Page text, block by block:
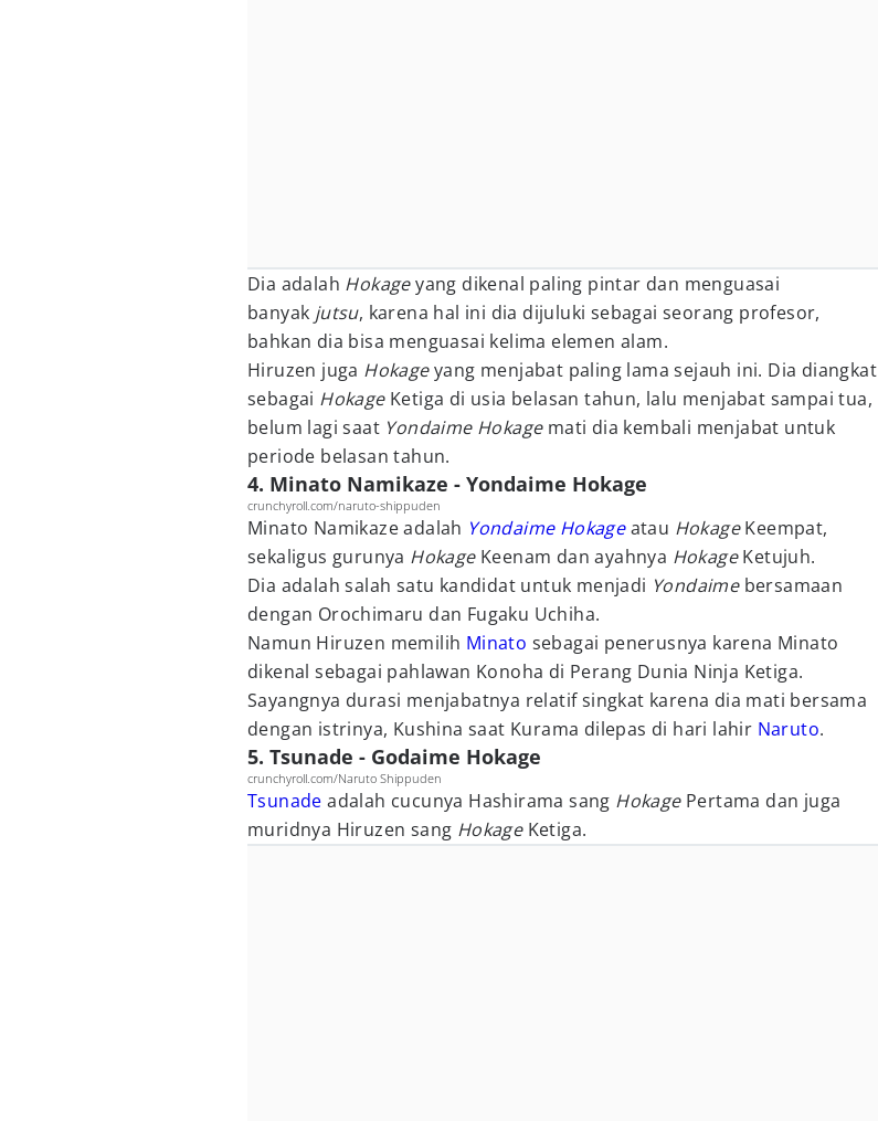
Dia adalah Hokageyang dikenal paling pintar dan menguasai
banyak jutsu, karena hal ini dia dijuluki sebagai seorang profesor,
bahkan dia bisa menguasai kelima elemen alam.
Hiruzen juga Hokageyang menjabat paling lama sejauh ini. Dia diangkat
sebagai Hokage Ketiga di usia belasan tahun, lalu menjabat sampai tua,
belum lagi saat Yondaime Hokage mati dia kembali menjabat untuk
periode belasan tahun.
4. Minato Namikaze - Yondaime Hokage
crunchyroll.com/naruto-shippuden
Minato Namikaze adalah Yondaime Hokage atau HokageKeempat,
sekaligus gurunya Hokage Keenam dan ayahnya HokageKetujuh.
Dia adalah salah satu kandidat untuk menjadi Yondaime bersamaan
dengan Orochimaru dan Fugaku Uchiha.
Namun Hiruzen memilih Minato sebagai penerusnya karena Minato
dikenal sebagai pahlawan Konoha di Perang Dunia Ninja Ketiga.
Sayangnya durasi menjabatnya relatif singkat karena dia mati bersama
dengan istrinya, Kushina saat Kurama dilepas di hari lahir Naruto.
5. Tsunade - Godaime Hokage
crunchyroll.com/Naruto Shippuden
Tsunade adalah cucunya Hashirama sang Hokage Pertama dan juga
muridnya Hiruzen sang Hokage Ketiga.